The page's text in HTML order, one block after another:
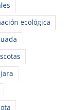
ecológica